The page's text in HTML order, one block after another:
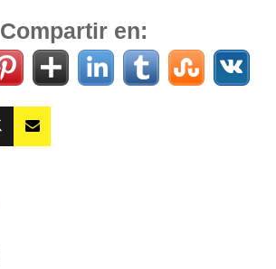
Compartir en: